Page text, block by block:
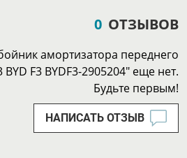
0 ОТЗЫВОВ
амортизатора переднего
F3 BYDF3-2905204" еще нет.
Будьте первым!
НАПИСАТЬ ОТЗЫВ